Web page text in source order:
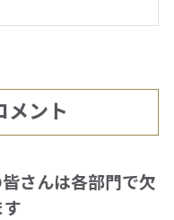
メント
さんは各部門で欠